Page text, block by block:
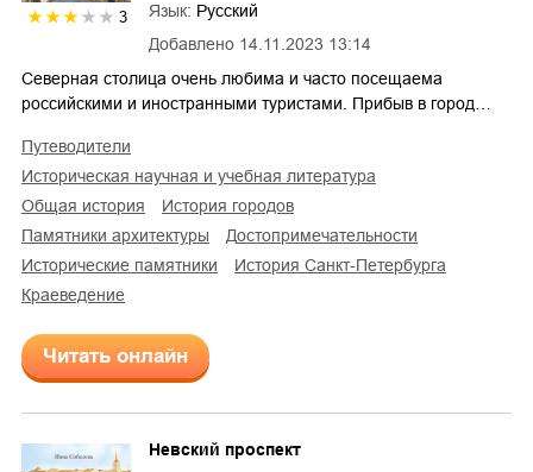
3
Добавлено 14.11.2023 13:14
Язык: Русский
Северная столица очень любима и часто посещаема
российскими и иностранными туристами. Прибыв в город…
путеводители
историческая научная и учебная литература
общая история
история городов
памятники архитектуры
достопримечательности
исторические памятники
история Санкт-Петербурга
краеведение
Читать онлайн
Невский проспект